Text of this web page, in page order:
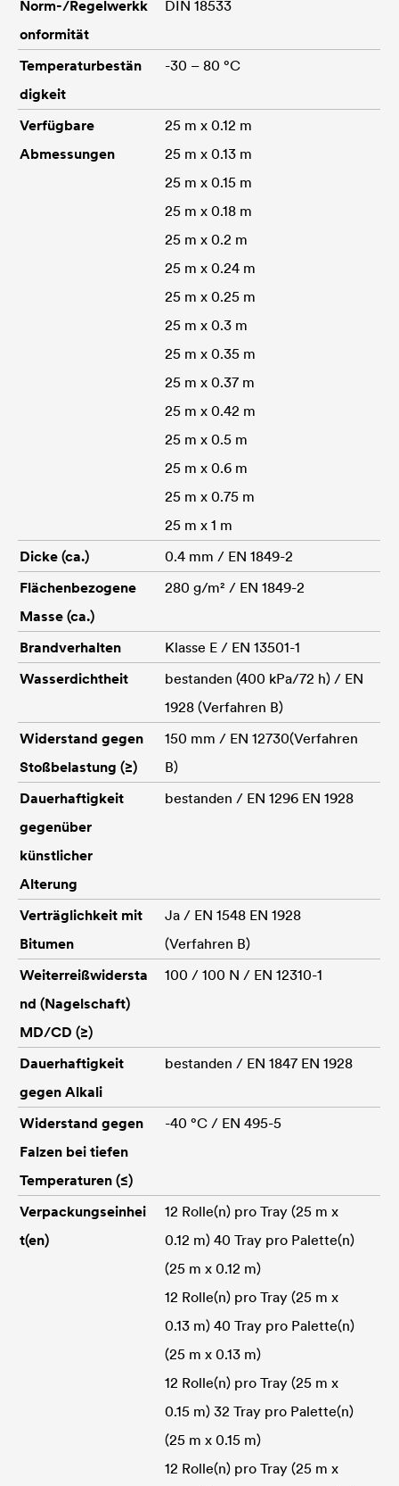
Norm-/Regelwerkk
onformität
DIN 18533
Temperaturbestän
digkeit
-30 – 80 °C
Verfügbare
Abmessungen
25 m x 0.12 m
25 m x 0.13 m
25 m x 0.15 m
25 m x 0.18 m
25 m x 0.2 m
25 m x 0.24 m
25 m x 0.25 m
25 m x 0.3 m
25 m x 0.35 m
25 m x 0.37 m
25 m x 0.42 m
25 m x 0.5 m
25 m x 0.6 m
25 m x 0.75 m
25 m x 1 m
Dicke (ca.)
0.4 mm / EN 1849-2
Flächenbezogene
Masse (ca.)
280 g/m² / EN 1849-2
Brandverhalten
Klasse E / EN 13501-1
Wasserdichtheit
bestanden (400 kPa/72 h) / EN
1928 (Verfahren B)
Widerstand gegen
Stoßbelastung (≥)
150 mm / EN 12730(Verfahren
B)
Dauerhaftigkeit
gegenüber
künstlicher
Alterung
bestanden / EN 1296 EN 1928
Verträglichkeit mit
Bitumen
Ja / EN 1548 EN 1928
(Verfahren B)
Weiterreißwidersta
nd (Nagelschaft)
MD/CD (≥)
100 / 100 N / EN 12310-1
Dauerhaftigkeit
gegen Alkali
bestanden / EN 1847 EN 1928
Widerstand gegen
Falzen bei tiefen
Temperaturen (≤)
-40 °C / EN 495-5
Verpackungseinhei
t(en)
12 Rolle(n) pro Tray (25 m x
0.12 m) 40 Tray pro Palette(n)
(25 m x 0.12 m)
12 Rolle(n) pro Tray (25 m x
0.13 m) 40 Tray pro Palette(n)
(25 m x 0.13 m)
12 Rolle(n) pro Tray (25 m x
0.15 m) 32 Tray pro Palette(n)
(25 m x 0.15 m)
12 Rolle(n) pro Tray (25 m x